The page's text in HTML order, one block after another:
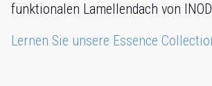
funktionalen Lamellendach von
Lernen Sie unsere Essence